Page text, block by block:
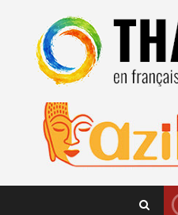
contenu